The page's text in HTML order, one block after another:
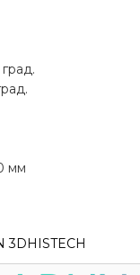
мм
3DHISTECH